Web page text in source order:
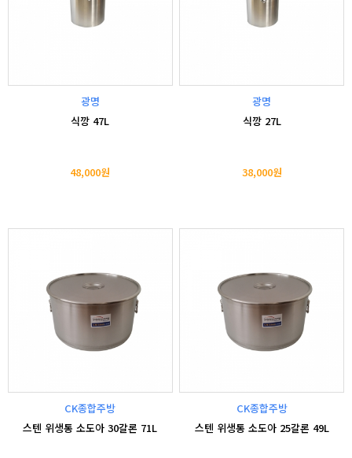
광명
식깡 47L
48,000원
광명
식깡 27L
38,000원
CK종합주방
스텐 위생통 소도아 30갈론 71L
CK종합주방
스텐 위생통 소도아 25갈론 49L